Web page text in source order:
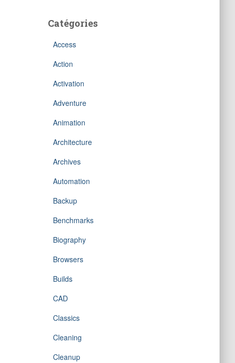
Catégories
Access
Action
Activation
Adventure
Animation
Architecture
Archives
Automation
Backup
Benchmarks
Biography
Browsers
Builds
CAD
Classics
Cleaning
Cleanup